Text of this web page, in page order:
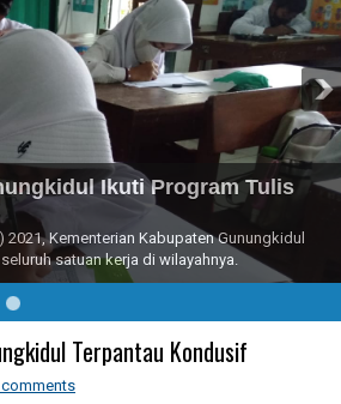
Ikuti Program Tulis
Kementerian Kabupaten Gunungkidul
satuan kerja di wilayahnya.
Terpantau Kondusif